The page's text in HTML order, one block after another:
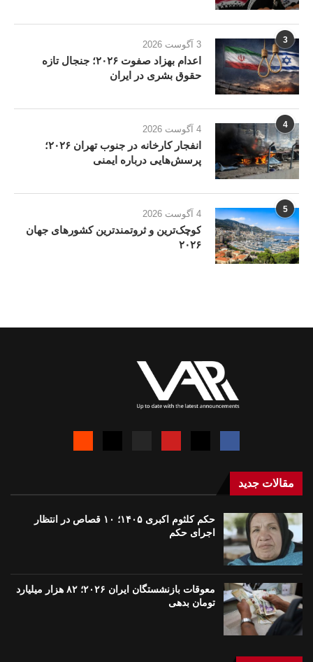
3 3 آگوست 2026
اعدام بهزاد صفوت ۲۰۲۶؛ جنجال تازه
حقوق بشری در ایران
4 4 آگوست 2026
انفجار کارخانه در جنوب تهران ۲۰۲۶؛
پرسش‌هایی درباره ایمنی
5 4 آگوست 2026
کوچک‌ترین و ثروتمندترین کشورهای جهان
۲۰۲۶
مقالات جدید
حکم کلثوم اکبری ۱۴۰۵؛ ۱۰ قصاص در انتظار
اجرای حکم
معوقات بازنشستگان ایران ۲۰۲۶؛ ۸۲ هزار میلیارد
تومان بدهی